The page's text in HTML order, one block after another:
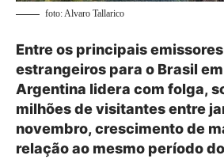
foto: Alvaro Tallarico
Entre os principais
estrangeiros para o Brasil
Argentina lidera com folga,
milhões de visitantes entre
novembro, crescimento de
relação ao mesmo período